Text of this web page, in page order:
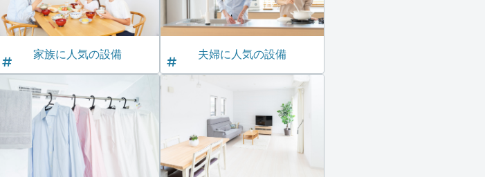
家族に人気の設備 夫婦に人気の設備